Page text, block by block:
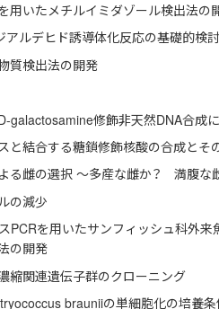
用いたメチルイミダゾール検出法の
アルデヒド誘導体化反応の基礎的検
質検出法の開発
galactosamine修飾非天然DNA合成
と結合する糖鎖修飾核酸の合成とそ
る雌の選択 〜多産な雌か？ 満腹な
の減少
PCRを用いたサンフィッシュ科外
の開発
縮関連遺伝子群のクローニング
brauniiの単細胞化の培養